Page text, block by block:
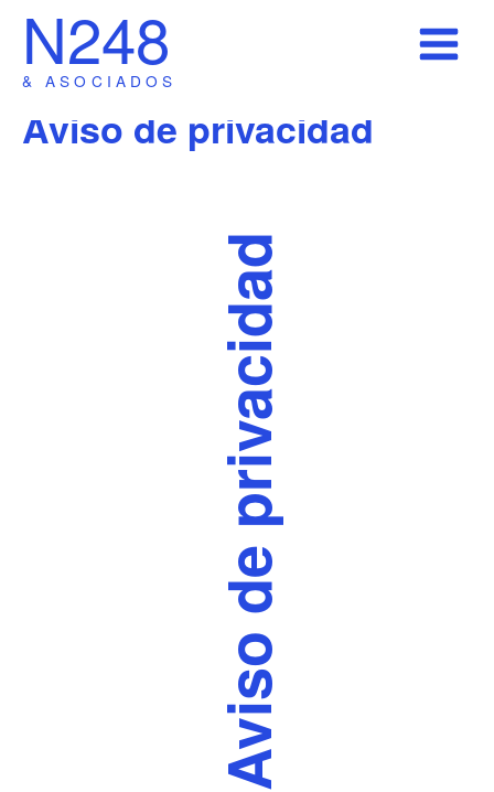
contenido
N248
& ASOCIADOS
Aviso de privacidad
Aviso de privacidad